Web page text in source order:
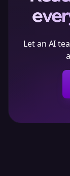
Let an AI